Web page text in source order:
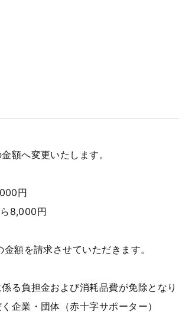
額へ変更いたします。
円
8,000円
額を請求させていただきます。
る負担金および消耗品費が免除とな
企業・団体（赤十字サポーター）